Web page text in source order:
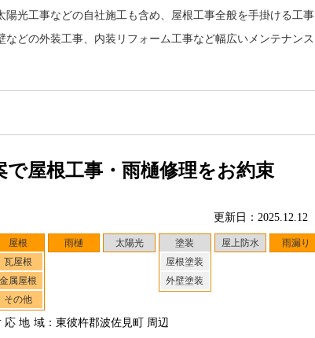
光工事などの自社施工も含め、屋根工事全般を手掛ける工事
どの外装工事、内装リフォーム工事など幅広いメンテナンス
屋根工事・雨樋修理をお約束
更新日：2025.12.12
屋根
瓦屋根
金属屋根
その他
雨樋 太陽光
塗装
屋根塗装
外壁塗装
屋上防水 雨漏り
応地域：東彼杵郡波佐見町 周辺